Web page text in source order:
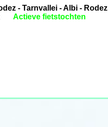
- Tarnvallei - Albi - Rodez
Actieve fietstochten